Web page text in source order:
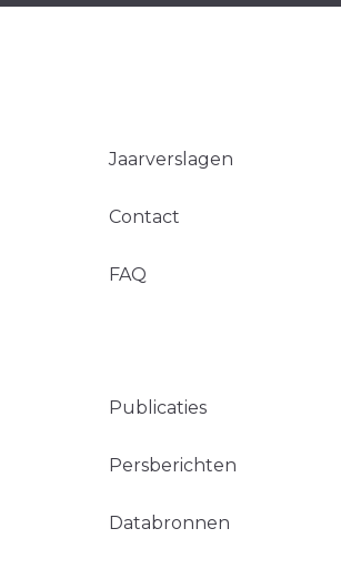
Jaarverslagen
Contact
FAQ
Publicaties
Persberichten
Databronnen